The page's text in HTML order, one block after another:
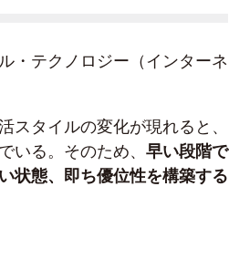
・テクノロジー（インターネ
スタイルの変化が現れると、
いる。そのため、 早い段階で
状態、即ち優位性を構築する